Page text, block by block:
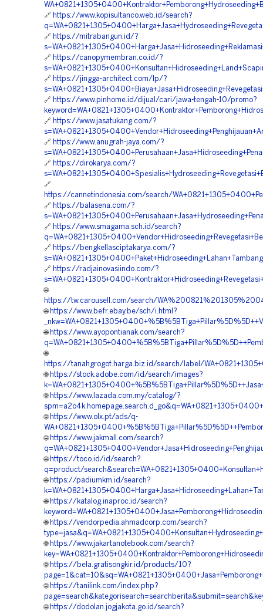
🔗 https://www.kopisultanco.web.id/search?
🔗 https://mitrabangun.id/?
🔗 https://canopymembran.co.id/?
🔗 https://jingga-architect.com/lp/?
🔗 https://www.pinhome.id/dijual/cari/jawa-tengah-10/promo?
🔗 https://www.jasatukang.com/?
🔗 https://www.anugrah-jaya.com/?
🔗 https://dirokarya.com/?
🔗
https://cannetindonesia.com/search/
🔗 https://balasena.com/?
🔗 https://www.smagama.sch.id/search?
🔗 https://bengkellasciptakarya.com/?
🔗 https://radjainovasiindo.com/?
🌐
https://tw.carousell.com/search/
🌐 https://www.befr.ebay.be/sch/i.html?
🌐 https://www.ayopontianak.com/search?
🌐
https://tanahgrogot.harga.biz.id/search/label/
🌐 https://stock.adobe.com/id/search/images?
🌐 https://www.lazada.com.my/catalog/?
🌐 https://www.olx.pt/ads/q-
🌐 https://www.jakmall.com/search?
🌐 https://toco.id/id/search?
q=product/
🌐 https://padiumkm.id/search?
🌐 https://katalog.inaproc.id/search?
🌐 https://vendorpedia.ahmadcorp.com/search?
🌐 https://www.jakartanotebook.com/search?
🌐 https://bela.gratisongkir.id/products/10?
🌐 https://tanilink.com/index.php?
🌐 https://dodolan.jogjakota.go.id/search?